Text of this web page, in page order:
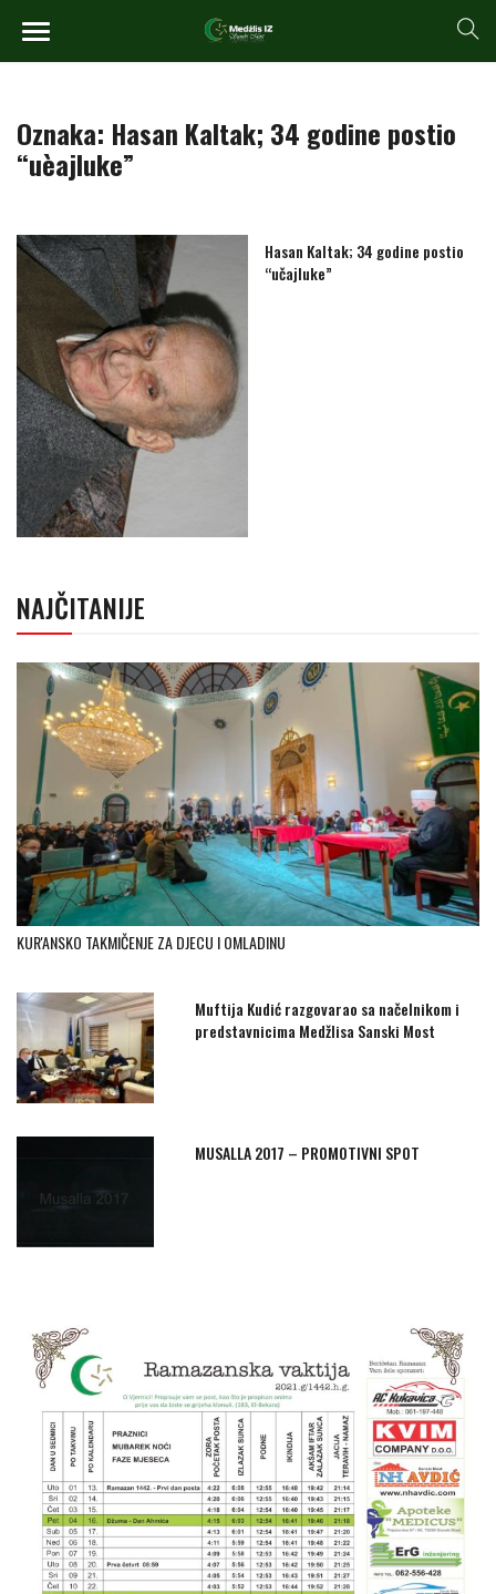
Oznaka: Hasan Kaltak; 34 godine postio
“uèajluke”
Hasan Kaltak; 34 godine postio
“učajluke”
NAJČITANIJE
KUR'ANSKO TAKMIČENJE ZA DJECU I OMLADINU
Muftija Kudić razgovarao sa načelnikom i
predstavnicima Medžlisa Sanski Most
MUSALLA 2017 – PROMOTIVNI SPOT